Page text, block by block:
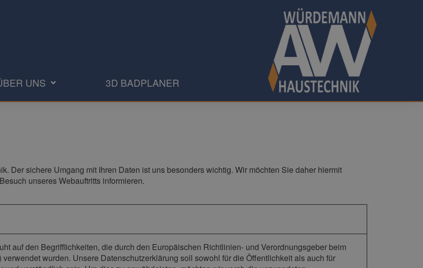
UNS 3D BADPLANER
Der sichere Umgang mit Ihren Daten ist uns besonders wichtig. Wir möchten Sie daher hiermit
unseres Webauftritts informieren.
auf den Begrifflichkeiten, die durch den Europäischen Richtlinien- und Verordnungsgeber beim
wurden. Unsere Datenschutzerklärung soll sowohl für die Öffentlichkeit als auch für